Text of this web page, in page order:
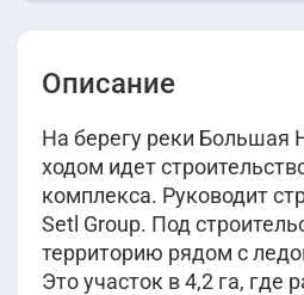
Описание
На берегу реки Большая
ходом идет
комплекса. Руководит
Setl Group. Под
территорию рядом с
Это участок в 4,2 га, где